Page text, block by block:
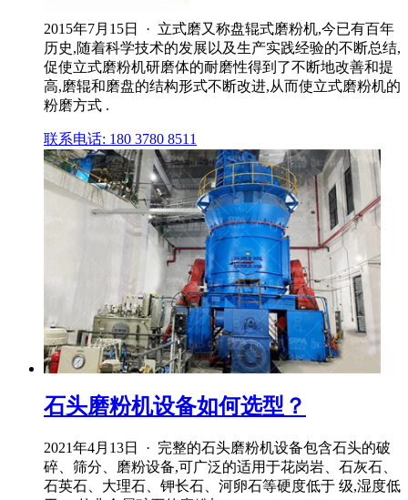
2015年7月15日 · 立式磨又称盘辊式磨粉机,今已有百年
历史,随着科学技术的发展以及生产实践经验的不断总结,
促使立式磨粉机研磨体的耐磨性得到了不断地改善和提
高,磨辊和磨盘的结构形式不断改进,从而使立式磨粉机的
粉磨方式 .
联系电话: 180 3780 8511
石头磨粉机设备如何选型？
2021年4月13日 · 完整的石头磨粉机设备包含石头的破
碎、筛分、磨粉设备,可广泛的适用于花岗岩、石灰石、
石英石、大理石、钾长石、河卵石等硬度低于 级,湿度低